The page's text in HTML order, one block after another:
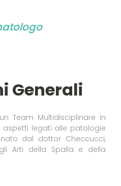
Generali
Team Multidisciplinare in
legati alle patologie
dal dottor Checcucci,
Arti della Spalla e della